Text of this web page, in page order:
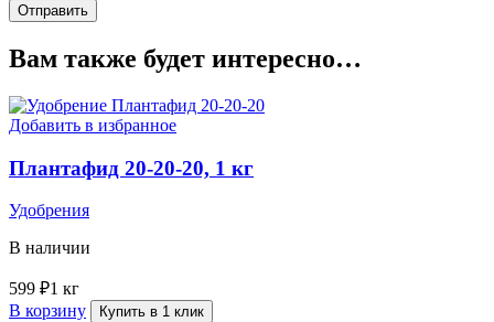
Вам также будет интересно…
Добавить в избранное
Плантафид 20-20-20, 1 кг
Удобрения
В наличии
599 ₽1 кг
В корзину
Купить в 1 клик